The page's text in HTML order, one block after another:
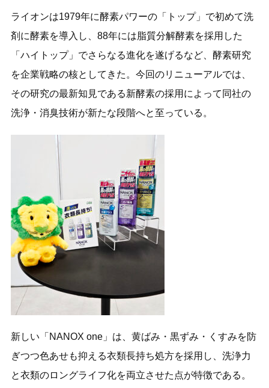
ライオンは1979年に酵素パワーの「トップ」で初めて洗
剤に酵素を導入し、88年には脂質分解酵素を採用した
「ハイトップ」でさらなる進化を遂げるなど、酵素研究
を企業戦略の核としてきた。今回のリニューアルでは、
その研究の最新知見である新酵素の採用によって同社の
洗浄・消臭技術が新たな段階へと至っている。
新しい「NANOX one」は、黄ばみ・黒ずみ・くすみを防
ぎつつ色あせも抑える衣類長持ち処方を採用し、洗浄力
と衣類のロングライフ化を両立させた点が特徴である。